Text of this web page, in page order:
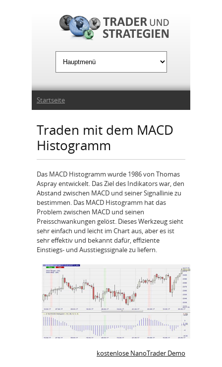
Sie sind hier
Startseite
Traden mit dem MACD
Histogramm
Das MACD Histogramm wurde 1986 von Thomas
Aspray entwickelt. Das Ziel des Indikators war, den
Abstand zwischen MACD und seiner Signallinie zu
bestimmen. Das MACD Histogramm hat das
Problem zwischen MACD und seinen
Preisschwankungen gelöst. Dieses Werkzeug sieht
sehr einfach und leicht im Chart aus, aber es ist
sehr effektiv und bekannt dafür, effiziente
Einstiegs- und Ausstiegssignale zu liefern.
kostenlose NanoTrader Demo